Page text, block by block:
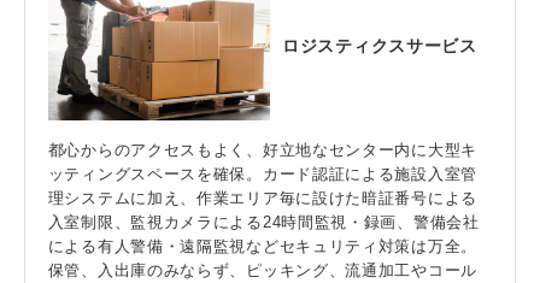
ロジスティクスサービス
都心からのアクセスもよく、好立地なセンター内に大型キ
ッティングスペースを確保。カード認証による施設入室管
理システムに加え、作業エリア毎に設けた暗証番号による
入室制限、監視カメラによる24時間監視・録画、警備会社
による有人警備・遠隔監視などセキュリティ対策は万全。
保管、入出庫のみならず、ピッキング、流通加工やコール